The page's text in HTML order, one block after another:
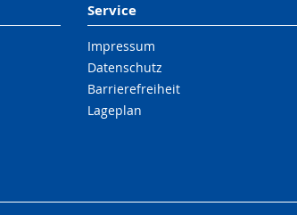
Service
Impressum
Datenschutz
Barrierefreiheit
Lageplan